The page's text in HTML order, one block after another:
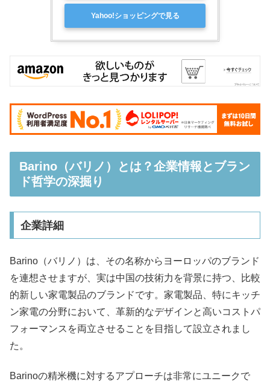
Yahoo!ショッピングで見る
Barino（バリノ）とは？企業情報とブラン
ド哲学の深掘り
企業詳細
Barino（バリノ）は、その名称からヨーロッパのブランド
を連想させますが、実は中国の技術力を背景に持つ、比較
的新しい家電製品のブランドです。家電製品、特にキッチ
ン家電の分野において、革新的なデザインと高いコストパ
フォーマンスを両立させることを目指して設立されまし
た。
Barinoの精米機に対するアプローチは非常にユニークで